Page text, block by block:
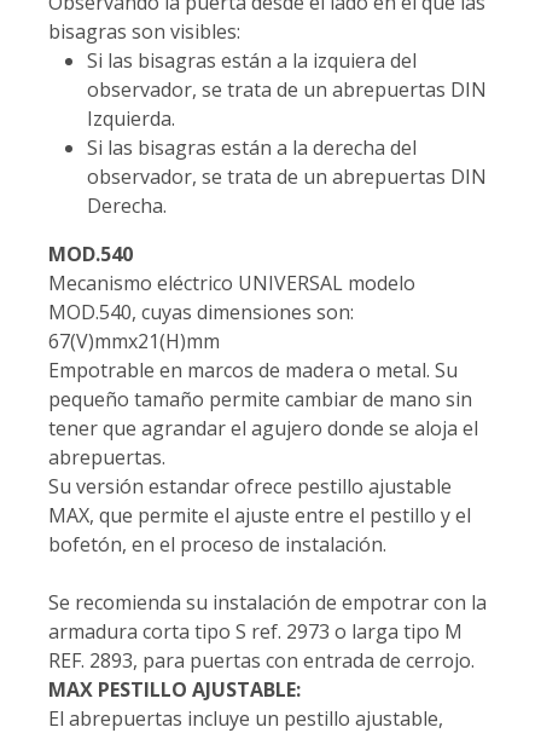
bisagras son visibles:
Si las bisagras están a la izquiera del
observador, se trata de un abrepuertas DIN
Izquierda.
Si las bisagras están a la derecha del
observador, se trata de un abrepuertas DIN
Derecha.
MOD.540
Mecanismo eléctrico UNIVERSAL modelo
MOD.540, cuyas dimensiones son:
67(V)mmx21(H)mm
Empotrable en marcos de madera o metal. Su
pequeño tamaño permite cambiar de mano sin
tener que agrandar el agujero donde se aloja el
abrepuertas.
Su versión estandar ofrece pestillo ajustable
MAX, que permite el ajuste entre el pestillo y el
bofetón, en el proceso de instalación.
Se recomienda su instalación de empotrar con la
armadura corta tipo S ref. 2973 o larga tipo M
REF. 2893, para puertas con entrada de cerrojo.
MAX PESTILLO AJUSTABLE:
El abrepuertas incluye un pestillo ajustable,